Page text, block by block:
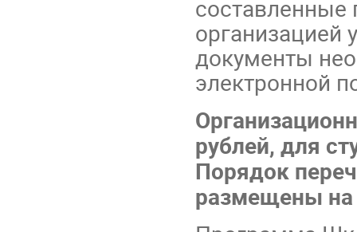
составленные
организацией
документы
электронной
рублей, для
Порядок
размещены